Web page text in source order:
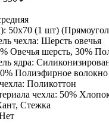
50х70 (1 шт)
чехла: Шерсть овечья
Овечья шерсть, 30%
ядра:
Полиэфирное волокно
Поликоттон
чехла: 50%
Стежка